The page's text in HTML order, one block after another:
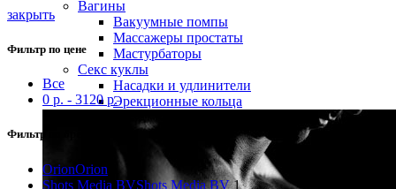
Вагины
Вакуумные помпы
Массажеры простаты
Мастурбаторы
Секс куклы
Насадки и удлинители
Эрекционные кольца
закрыть
Фильтр по цене
Все
0 р. - 3120 р.
Фильтр по бренду
OrionOrion
Shots Media BVShots Media BV 1